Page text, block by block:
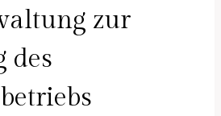
zur
des